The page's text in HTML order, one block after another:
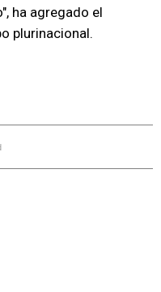
ha agregado el
plurinacional.